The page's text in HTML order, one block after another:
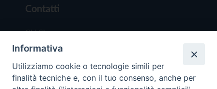
Contatti
Chi Siamo
Redazione
Scrivici
Informativa
Utilizziamo cookie o tecnologie simili per
finalità tecniche e, con il tuo consenso, anche per